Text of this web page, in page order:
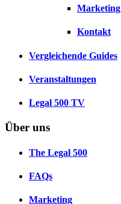
Marketing
Kontakt
Vergleichende Guides
Veranstaltungen
Legal 500 TV
Über uns
The Legal 500
FAQs
Marketing